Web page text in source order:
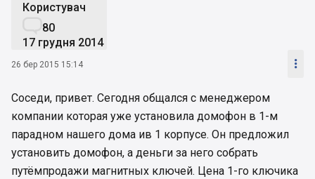
Користувач
80
17 грудня 2014
26 бер 2015 15:14 
Соседи, привет. Сегодня общался с менеджером
компании которая уже установила домофон в 1-м
парадном нашего дома ив 1 корпусе. Он предложил
установить домофон, а деньги за него собрать
путёмпродажи магнитных ключей. Цена 1-го ключика